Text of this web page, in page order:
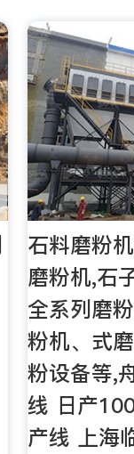
石料磨粉
磨粉机,石
全系列磨
粉机、式
粉设备等,
线 日产
产线 上海